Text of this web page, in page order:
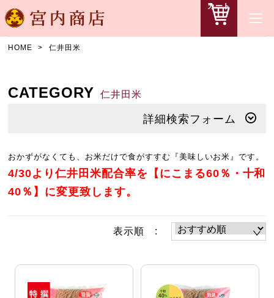
カート
HOME 仁井田米
CATEGORY 仁井田米
詳細検索フォーム
おかずがなくても、お米だけで食がすすむ『美味しいお米』です。
4/30より仁井田米配合率を【にこまる60 ％・十和
40 ％】に変更致します。
表示順 :